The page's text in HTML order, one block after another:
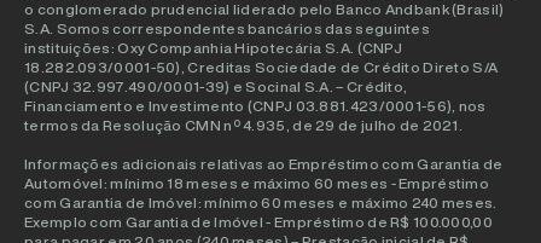
o conglomerado prudencial liderado pelo Banco Andbank (Brasil)
S.A. Somos correspondentes bancários das seguintes
instituições: Oxy Companhia Hipotecária S.A. (CNPJ
18.282.093/0001-50), Creditas Sociedade de Crédito Direto S/A
(CNPJ 32.997.490/0001-39) e Socinal S.A. – Crédito,
Financiamento e Investimento (CNPJ 03.881.423/0001-56), nos
termos da Resolução CMN nº 4.935, de 29 de julho de 2021.
Informações adicionais relativas ao Empréstimo com Garantia de
Automóvel: mínimo 18 meses e máximo 60 meses - Empréstimo
com Garantia de Imóvel: mínimo 60 meses e máximo 240 meses.
Exemplo com Garantia de Imóvel - Empréstimo de R$ 100.000,00